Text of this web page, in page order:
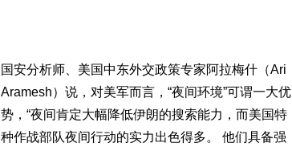
国安分析师、美国中东外交政策专家阿拉梅什（Ari
Aramesh）说，对美军而言，“夜间环境”可谓一大优
势，“夜间肯定大幅降低伊朗的搜索能力，而美国特
种作战部队夜间行动的实力出色得多。 他们具备强